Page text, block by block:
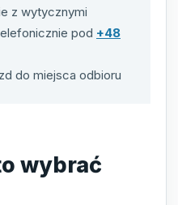
z wytycznymi
pod +48
do miejsca odbioru
wybrać